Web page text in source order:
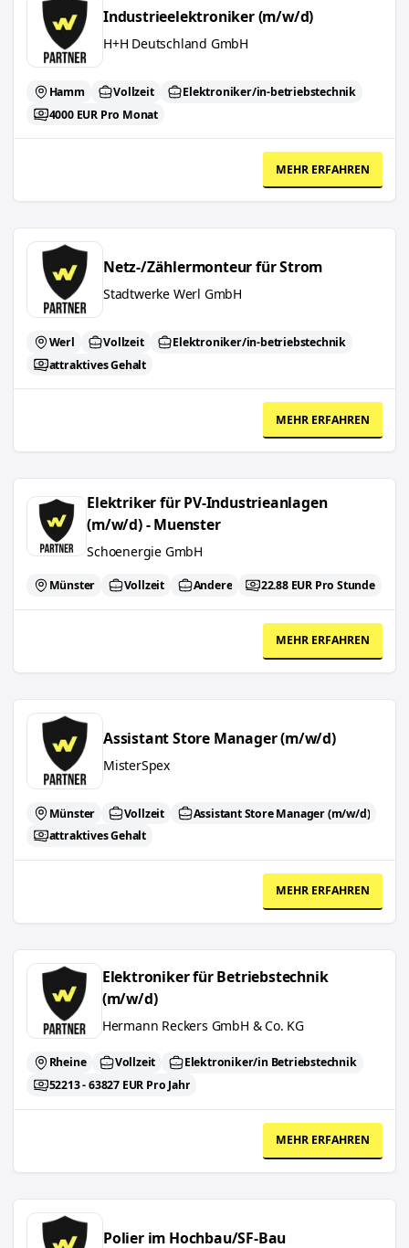
Industrieelektroniker (m/w/d)
H+H Deutschland GmbH
Hamm Vollzeit
Elektroniker/in-betriebstechnik
4000 EUR Pro Monat
MEHR ERFAHREN
Netz-/Zählermonteur für Strom
Netz-/Zählermonteur für Strom
Stadtwerke Werl GmbH
Werl Vollzeit
Elektroniker/in-betriebstechnik
attraktives Gehalt
MEHR ERFAHREN
Elektriker für PV-Industrieanlagen
(m/w/d) - Muenster
Schoenergie GmbH
Münster Vollzeit Andere 22.88 EUR Pro Stunde
MEHR ERFAHREN
Assistant Store Manager (m/w/d)
Assistant Store Manager (m/w/d)
MisterSpex
Münster Vollzeit
Assistant Store Manager (m/w/d)
attraktives Gehalt
MEHR ERFAHREN
Elektroniker für Betriebstechnik (m/w/d)
Elektroniker für Betriebstechnik
(m/w/d)
Hermann Reckers GmbH & Co. KG
Rheine Vollzeit
Elektroniker/in Betriebstechnik
52213 - 63827 EUR Pro Jahr
MEHR ERFAHREN
Polier im Hochbau/SF-Bau
Polier im Hochbau/SF-Bau